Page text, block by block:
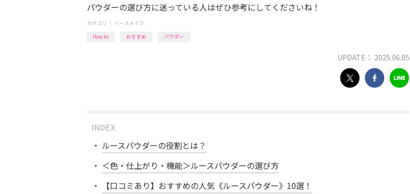
パウダーの選び方に迷っている人はぜひ参考にしてくださいね！
カテゴリ ｜ ベースメイク
How to
おすすめ パウダー
UPDATE： 2025.06.05
INDEX
ルースパウダーの役割とは？
＜色・仕上がり・機能＞ルースパウダーの選び方
【口コミあり】おすすめの人気《ルースパウダー》10選！